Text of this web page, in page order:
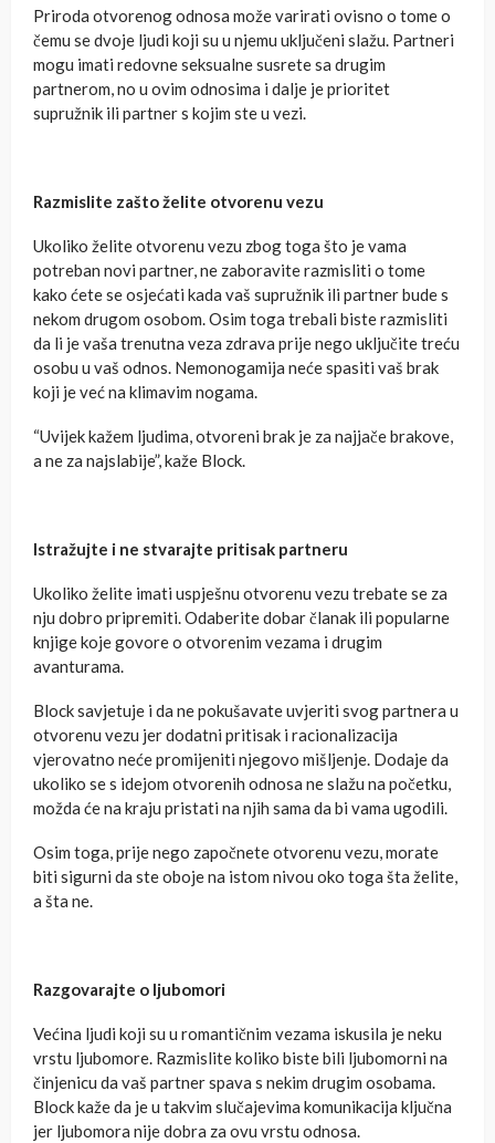
Priroda otvorenog odnosa može varirati ovisno o tome o
čemu se dvoje ljudi koji su u njemu uključeni slažu. Partneri
mogu imati redovne seksualne susrete sa drugim
partnerom, no u ovim odnosima i dalje je prioritet
supružnik ili partner s kojim ste u vezi.
Razmislite zašto želite otvorenu vezu
Ukoliko želite otvorenu vezu zbog toga što je vama
potreban novi partner, ne zaboravite razmisliti o tome
kako ćete se osjećati kada vaš supružnik ili partner bude s
nekom drugom osobom. Osim toga trebali biste razmisliti
da li je vaša trenutna veza zdrava prije nego uključite treću
osobu u vaš odnos. Nemonogamija neće spasiti vaš brak
koji je već na klimavim nogama.
“Uvijek kažem ljudima, otvoreni brak je za najjače brakove,
a ne za najslabije”, kaže Block.
Istražujte i ne stvarajte pritisak partneru
Ukoliko želite imati uspješnu otvorenu vezu trebate se za
nju dobro pripremiti. Odaberite dobar članak ili popularne
knjige koje govore o otvorenim vezama i drugim
avanturama.
Block savjetuje i da ne pokušavate uvjeriti svog partnera u
otvorenu vezu jer dodatni pritisak i racionalizacija
vjerovatno neće promijeniti njegovo mišljenje. Dodaje da
ukoliko se s idejom otvorenih odnosa ne slažu na početku,
možda će na kraju pristati na njih sama da bi vama ugodili.
Osim toga, prije nego započnete otvorenu vezu, morate
biti sigurni da ste oboje na istom nivou oko toga šta želite,
a šta ne.
Razgovarajte o ljubomori
Većina ljudi koji su u romantičnim vezama iskusila je neku
vrstu ljubomore. Razmislite koliko biste bili ljubomorni na
činjenicu da vaš partner spava s nekim drugim osobama.
Block kaže da je u takvim slučajevima komunikacija ključna
jer ljubomora nije dobra za ovu vrstu odnosa.